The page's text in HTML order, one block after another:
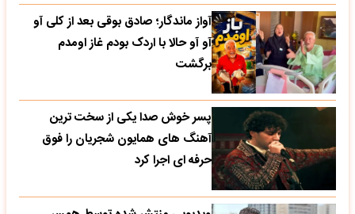
آواز ماندگار؛ صادق بوقی بعد از کلی آو
آو آو حالا با اردک بودم غاز اومدم
برگشت
پسر خوش صدا یکی از سخت ترین
آهنگ های همایون شجریان را فوق
حرفه ای اجرا کرد